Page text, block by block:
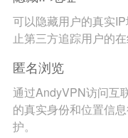
可以隐藏用户的真实
止第三方追踪用户的在
匿名浏览
通过AndyVPN访问互
的真实身份和位置信
护。